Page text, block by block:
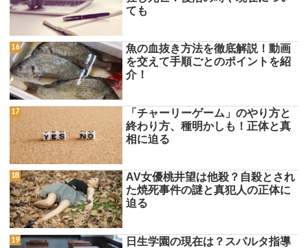
ても
魚の血抜き方法を徹底解説！動画
を交えて手順ごとのポイントを紹
介！
「チャーリーゲーム」のやり方と
終わり方、種明かしも！正体と真
相に迫る
AV女優桃井望は他殺？自殺とされ
た焼死事件の謎と真犯人の正体に
迫る
日生学園の現在は？スパルタ指導